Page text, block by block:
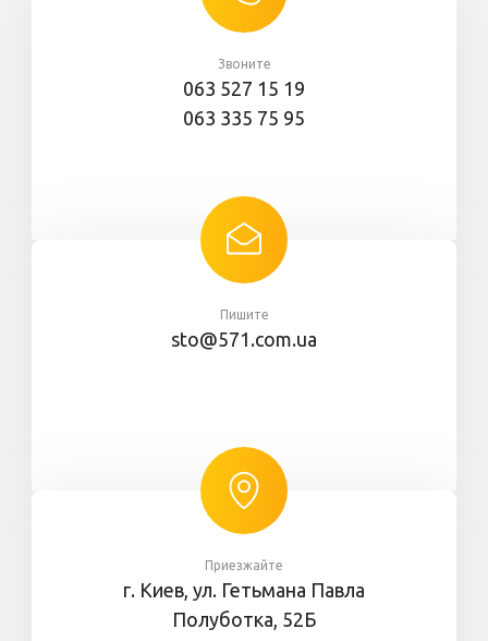
Звоните
063 527 15 19
063 335 75 95
Пишите
sto@571.com.ua
Приезжайте
г. Киев, ул. Гетьмана Павла
Полуботка, 52Б